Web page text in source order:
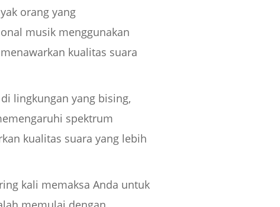
orang yang
musik menggunakan
kualitas suara
lingkungan yang bising,
spektrum
kualitas suara yang lebih
kali memaksa Anda untuk